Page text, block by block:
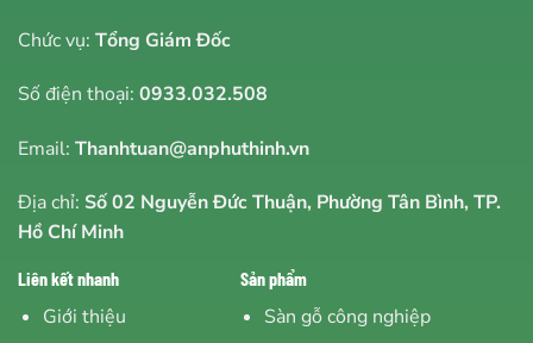
Chức vụ: Tổng Giám Đốc
Số điện thoại: 0933.032.508
Email: Thanhtuan@anphuthinh.vn
Địa chỉ: Số 02 Nguyễn Đức Thuận, Phường Tân Bình, TP.
Hồ Chí Minh
Liên kết nhanh
Giới thiệu
Sản phẩm
Sàn gỗ công nghiệp